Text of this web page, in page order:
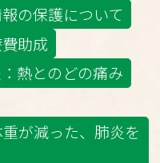
の保護について
助成
熱とのどの痛み
が減った、肺炎を